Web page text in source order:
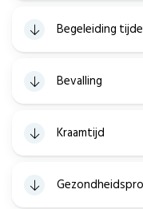
Begeleiding
Bevalling
Kraamtijd